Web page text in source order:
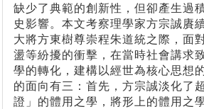
缺少了典範的創新性，但卻產生過
史影響。本文考察理學家方宗誠賡
大將方東樹尊崇程朱道統之際，面
盪等紛擾的衝擊，在當時社會講求
學的轉化，建構以經世為核心思想
的面向有三：首先，方宗誠淡化了
證」的體用之學，將形上的體用之